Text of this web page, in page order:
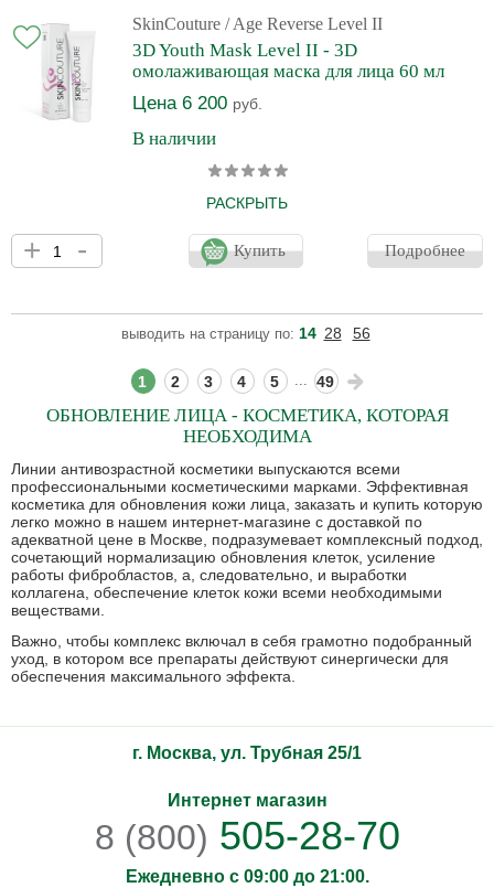
гиалуроновой кислоты, которая способствует восстановлению
липидного барьера, глубокому и пролонгированному
увлажнению кожи. Инкапсулированные в липосомы нового
поколения витам
SkinCouture / Age Reverse Level II
3D Youth Mask Level II - 3D
омолаживающая маска для лица 60 мл
Цена 6 200 руб.
В наличии
РАСКРЫТЬ
Инновационная омолаживающая маска с двойным механизмом
действия: моментальный лифтинг-эффект и повышение
качества кожи. Маска активно уплотняет подтягивает кожу,
заживляющими свойствами, за счет чего быстро купирует
воспаление, выравнивает тон кожи и придает лицу эффект
+ - Купить Подробнее
выводить на страницу по: 14 28 56
1 2 3 4 5 ... 49
ОБНОВЛЕНИЕ ЛИЦА - КОСМЕТИКА, КОТОРАЯ
НЕОБХОДИМА
Линии антивозрастной косметики выпускаются всеми
профессиональными косметическими марками. Эффективная
косметика для обновления кожи лица, заказать и купить которую
легко можно в нашем интернет-магазине с доставкой по
адекватной цене в Москве, подразумевает комплексный подход,
сочетающий нормализацию обновления клеток, усиление
работы фибробластов, а, следовательно, и выработки
коллагена, обеспечение клеток кожи всеми необходимыми
веществами.
Важно, чтобы комплекс включал в себя грамотно подобранный
уход, в котором все препараты действуют синергически для
обеспечения максимального эффекта.
г. Москва, ул. Трубная 25/1
Интернет магазин
8 (800) 505-28-70
Ежедневно с 09:00 до 21:00.